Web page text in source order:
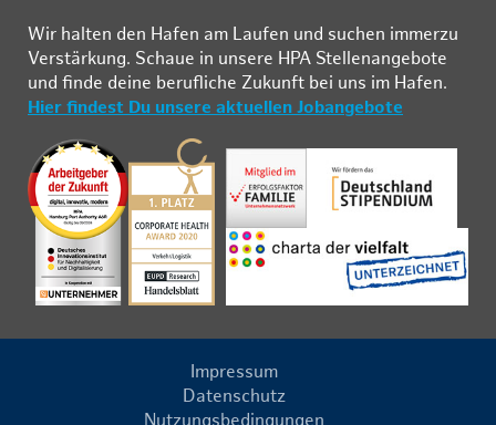
Wir hal­ten den Ha­fen am Lau­fen und su­chen im­mer­zu
Ver­stär­kung. Schau­e in un­se­re HPA Stel­len­an­ge­bo­te
und fin­de deine be­ruf­li­che Zu­kunft bei uns im Ha­fen.
Hier findest Du unsere aktuellen Jobangebote
Impressum
Datenschutz